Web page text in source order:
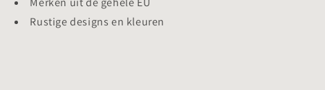
Rustige designs en kleuren